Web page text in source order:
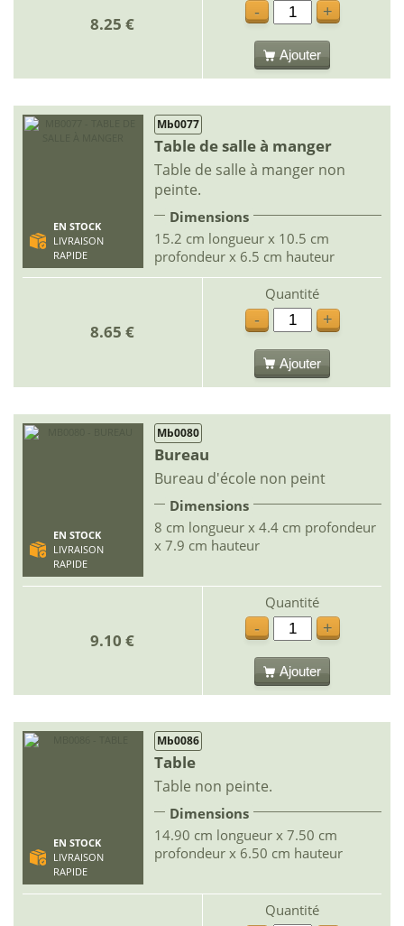
8.25 €
-
+
Ajouter
EN STOCK
LIVRAISON
RAPIDE
Mb0077
Table de salle à manger
Table de salle à manger non
peinte.
Dimensions
15.2 cm longueur x 10.5 cm
profondeur x 6.5 cm hauteur
8.65 €
Quantité
-
+
Ajouter
EN STOCK
LIVRAISON
RAPIDE
Mb0080
Bureau
Bureau d'école non peint
Dimensions
8 cm longueur x 4.4 cm profondeur
x 7.9 cm hauteur
9.10 €
Quantité
-
+
Ajouter
EN STOCK
LIVRAISON
RAPIDE
Mb0086
Table
Table non peinte.
Dimensions
14.90 cm longueur x 7.50 cm
profondeur x 6.50 cm hauteur
Quantité